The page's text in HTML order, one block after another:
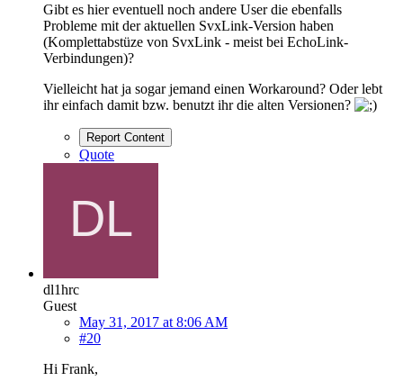
Gibt es hier eventuell noch andere User die ebenfalls
Probleme mit der aktuellen SvxLink-Version haben
(Komplettabstüze von SvxLink - meist bei EchoLink-
Verbindungen)?
Vielleicht hat ja sogar jemand einen Workaround? Oder lebt
ihr einfach damit bzw. benutzt ihr die alten Versionen?
Report Content
Quote
dl1hrc
Guest
May 31, 2017 at 8:06 AM
#20
Hi Frank,